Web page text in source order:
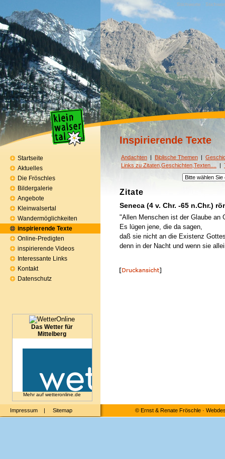
Stichworte ·
Inspirierende Texte
Andachten | Biblische Themen |
Links zu Zitaten,Geschichten,Texten....
|
Zitate
Seneca (4 v. Chr. -65 n.Chr.)
"Allen Menschen ist der Glaube an
Es lügen jene, die da sagen,
daß sie nicht an die Existenz
denn in der Nacht und wenn sie
Startseite
Aktuelles
Die Fröschles
Bildergalerie
Angebote
Kleinwalsertal
Wandermöglichkeiten
inspirierende Texte
Online-Predigten
inspirierende Videos
Interessante Links
Kontakt
Datenschutz
Das Wetter für
Mittelberg
Mehr auf wetteronline.de
Impressum | Sitemap © Ernst & Renate Fröschle·